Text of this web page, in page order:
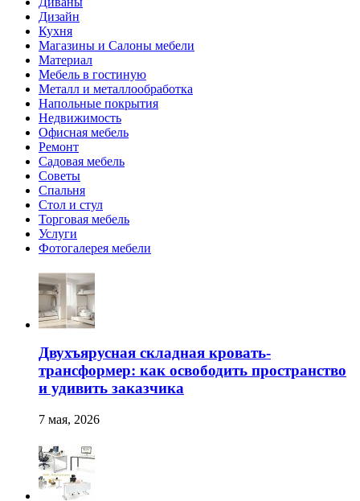
Дизайн
Кухня
Магазины и Салоны мебели
Материал
Мебель в гостиную
Металл и металлообработка
Напольные покрытия
Недвижимость
Офисная мебель
Ремонт
Садовая мебель
Советы
Спальня
Стол и стул
Торговая мебель
Услуги
Фотогалерея мебели
Двухъярусная складная кровать-
трансформер: как освободить пространство
и удивить заказчика
7 мая, 2026